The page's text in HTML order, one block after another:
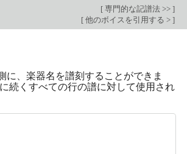
[ 専門的な記譜法 >> ]
[ 他のボイスを引用する > ]
に、楽器名を譜刻することができま
続くすべての行の譜に対して使用され